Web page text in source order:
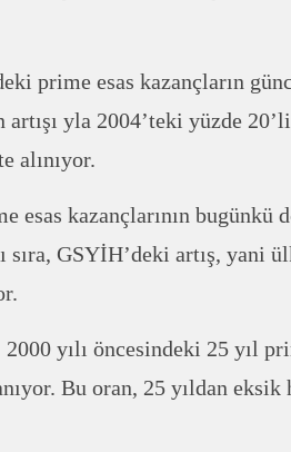
prime esas kazançların
artışı yla 2004’teki yüzde
alınıyor.
esas kazançlarının bugünkü
sıra, GSYİH’deki artış, yani
yılı öncesindeki 25 yıl
Bu oran, 25 yıldan